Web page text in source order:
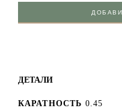
ДЕТАЛИ
КАРАТНОСТЬ 0.45